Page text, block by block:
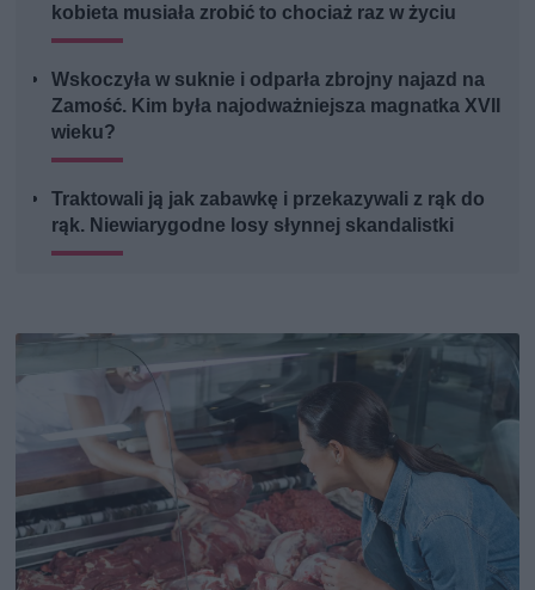
kobieta musiała zrobić to chociaż raz w życiu
Wskoczyła w suknie i odparła zbrojny najazd na
Zamość. Kim była najodważniejsza magnatka XVII
wieku?
Traktowali ją jak zabawkę i przekazywali z rąk do
rąk. Niewiarygodne losy słynnej skandalistki